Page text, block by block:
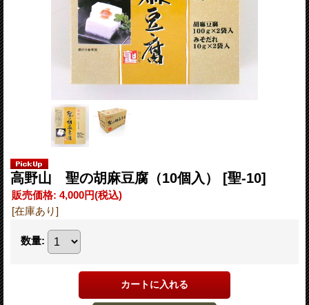
高野山 聖の胡麻豆腐（10個入） [聖-10]
販売価格: 4,000円(税込)
[在庫あり]
数量: